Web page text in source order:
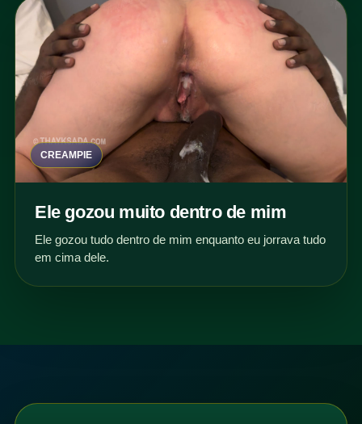
CREAMPIE
Ele gozou muito dentro de mim
Ele gozou tudo dentro de mim enquanto eu jorrava tudo
em cima dele.